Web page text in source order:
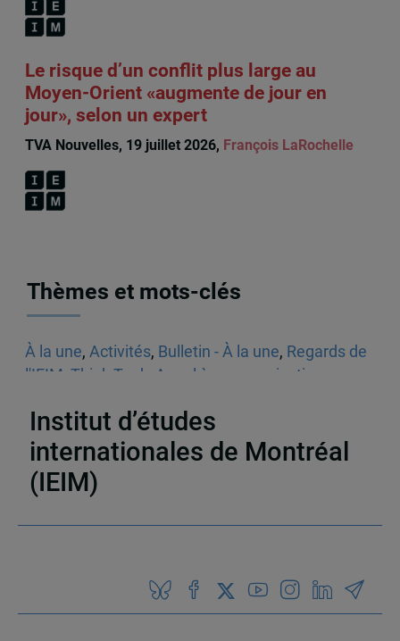
Le risque d’un conflit plus large au
Moyen-Orient «augmente de jour en
jour», selon un expert
TVA Nouvelles, 19 juillet 2026, François LaRochelle
Thèmes et mots-clés
À la une, Activités, Bulletin - À la une, Regards de
l'IEIM Think Tank Appel à communications
Institut d’études
internationales de Montréal
(IEIM)